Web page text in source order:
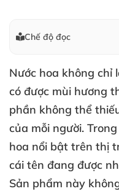
Chế độ đọc
Nước hoa không chỉ
có được mùi hương
phần không thể
của mỗi người.
hoa nổi bật trên thị
cái tên đang được
Sản phẩm này